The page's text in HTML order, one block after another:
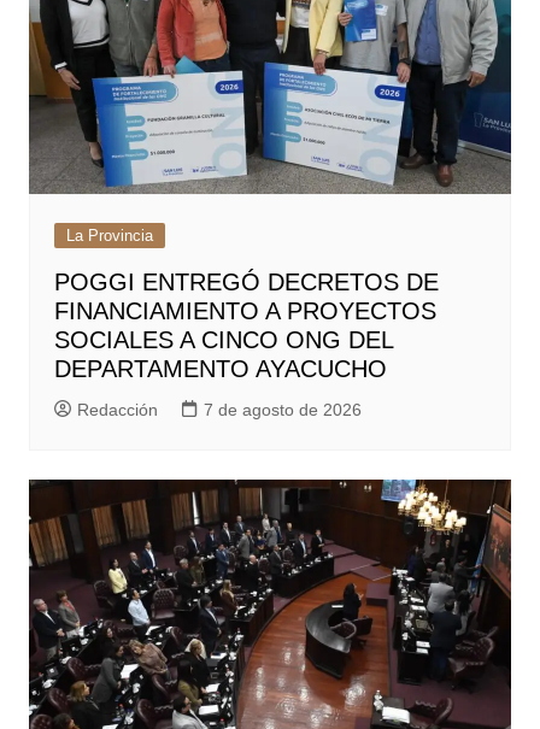
La Provincia
POGGI ENTREGÓ DECRETOS DE
FINANCIAMIENTO A PROYECTOS
SOCIALES A CINCO ONG DEL
DEPARTAMENTO AYACUCHO
Redacción 7 de agosto de 2026